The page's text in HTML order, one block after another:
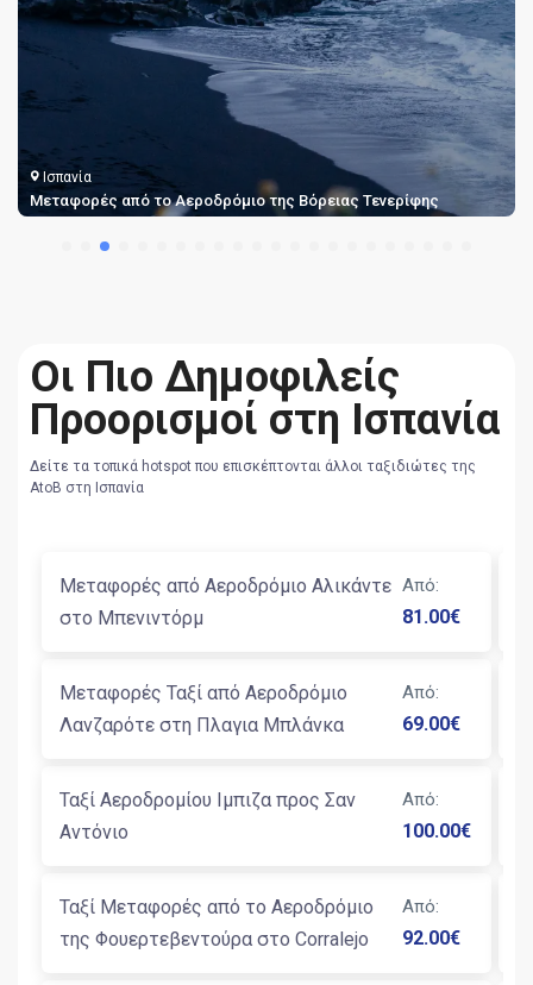
Ισπανία
Μεταφορές από το Αεροδρόμιο της Βόρειας Τενερίφης
Οι Πιο Δημοφιλείς
Προορισμοί στη Ισπανία
Δείτε τα τοπικά hotspot που επισκέπτονται άλλοι ταξιδιώτες της
AtoB στη Ισπανία
Μεταφορές από Αεροδρόμιο Αλικάντε
στο Μπενιντόρμ
Από:
81.00€
Μεταφορές Ταξί από Αεροδρόμιο
Λανζαρότε στη Πλαγια Μπλάνκα
Από:
69.00€
Ταξί Αεροδρομίου Ιμπιζα προς Σαν
Αντόνιο
Από:
100.00€
Ταξί Μεταφορές από το Αεροδρόμιο
της Φουερτεβεντούρα στο Corralejo
Από:
92.00€